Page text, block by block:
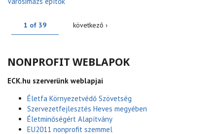
1 of 39 következő ›
NONPROFIT WEBLAPOK
ECK.hu szerverünk weblapjai
Életfa Környezetvédő Szövetség
Szervezetfejlesztés Heves megyében
Életminőségért Alapítvány
EU2011 nonprofit szemmel